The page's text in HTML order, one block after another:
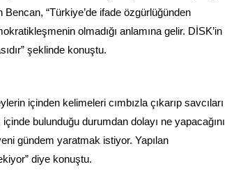
“Türkiye’de ifade özgürlüğünden
olmadığı anlamına gelir. DİSK’in
şeklinde konuştu.
içinden kelimeleri cımbızla çıkarıp savcıları
bulunduğu durumdan dolayı ne yapacağını
gündem yaratmak istiyor. Yapılan
diye konuştu.